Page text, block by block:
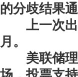
的分歧结果
上一次
月。
美联储